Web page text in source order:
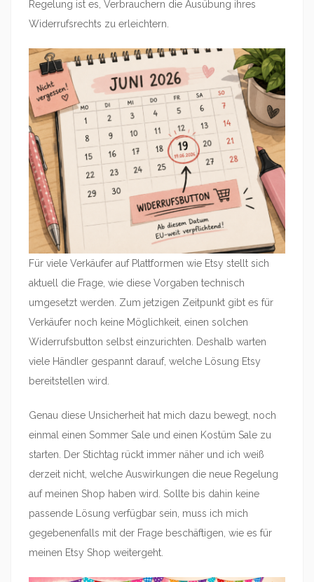
Regelung ist es, Verbrauchern die Ausübung ihres
Widerrufsrechts zu erleichtern.
Für viele Verkäufer auf Plattformen wie Etsy stellt sich
aktuell die Frage, wie diese Vorgaben technisch
umgesetzt werden. Zum jetzigen Zeitpunkt gibt es für
Verkäufer noch keine Möglichkeit, einen solchen
Widerrufsbutton selbst einzurichten. Deshalb warten
viele Händler gespannt darauf, welche Lösung Etsy
bereitstellen wird.
Genau diese Unsicherheit hat mich dazu bewegt, noch
einmal einen Sommer Sale und einen Kostüm Sale zu
starten. Der Stichtag rückt immer näher und ich weiß
derzeit nicht, welche Auswirkungen die neue Regelung
auf meinen Shop haben wird. Sollte bis dahin keine
passende Lösung verfügbar sein, muss ich mich
gegebenenfalls mit der Frage beschäftigen, wie es für
meinen Etsy Shop weitergeht.